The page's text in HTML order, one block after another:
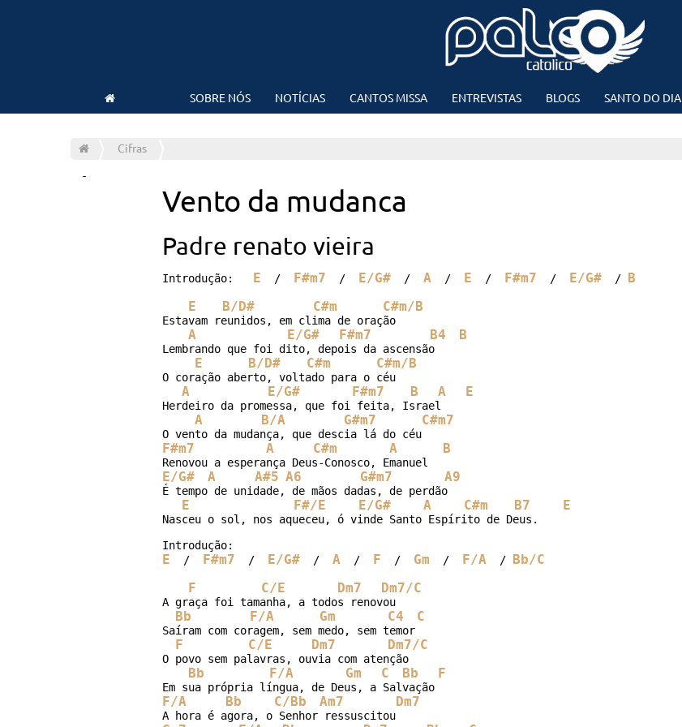
SOBRE NÓS NOTÍCIAS CANTOS MISSA ENTREVISTAS BLOGS SANTO DO DIA
Cifras
-
Vento da mudanca
Padre renato vieira
Introdução: E
  /
F#m7
  /
E/G#
  /
A
  /
E
  /
F#m7
  /
E/G#
  /
B
E
B/D# C#m C#m/B
Estavam reunidos, em clima de oração
A E/G# F#m7 B4 B
Lembrando que foi dito, depois da ascensão
E B/D# C#m C#m/B
O coração aberto, voltado para o céu
A E/G# F#m7 B A E
Herdeiro da promessa, que foi feita, Israel
A B/A G#m7 C#m7
O vento da mudança, que descia lá do céu
F#m7 A C#m A B
E/G# A A#5 A6 G#m7 A9
É tempo de unidade, de mãos dadas, de perdão
E F#/E E/G# A C#m B7 E
Nasceu o sol, nos aqueceu, ó vinde Santo Espírito de Deus.
E
  /
F#m7
  /
E/G#
  /
A
  /
F
  /
Gm
  /
F/A
  /
Bb/C
F
C/E Dm7 Dm7/C
A graça foi tamanha, a todos renovou
Bb F/A Gm C4 C
Saíram com coragem, sem medo, sem temor
F C/E Dm7 Dm7/C
O povo sem palavras, ouvia com atenção
Bb F/A Gm C Bb F
Em sua própria língua, de Deus, a Salvação
F/A Bb C/Bb Am7 Dm7
A hora é agora, o Senhor ressuscitou